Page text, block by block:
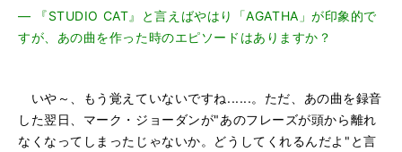
―
『STUDIO CAT』と言えばやはり「AGATHA」が印象的で
すが、あの曲を作った時のエピソードはありますか？
いや～、もう覚えていないですね......。ただ、あの曲を録音
した翌日、マーク・ジョーダンが"あのフレーズが頭から離れ
なくなってしまったじゃないか。どうしてくれるんだよ"と言